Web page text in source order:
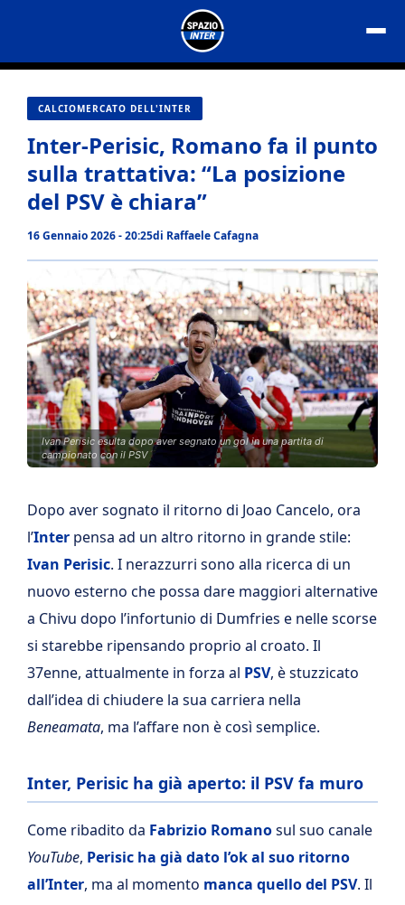
contenuto
CALCIOMERCATO DELL'INTER
Inter-Perisic, Romano fa il punto
sulla trattativa: “La posizione
del PSV è chiara”
16 Gennaio 2026 - 20:25di Raffaele Cafagna
Ivan Perisic esulta dopo aver segnato un gol in una partita di
campionato con il PSV
Dopo aver sognato il ritorno di Joao Cancelo, ora
l’Inter pensa ad un altro ritorno in grande stile:
Ivan Perisic. I nerazzurri sono alla ricerca di un
nuovo esterno che possa dare maggiori alternative
a Chivu dopo l’infortunio di Dumfries e nelle scorse
si starebbe ripensando proprio al croato. Il
37enne, attualmente in forza al PSV, è stuzzicato
dall’idea di chiudere la sua carriera nella
Beneamata, ma l’affare non è così semplice.
Inter, Perisic ha già aperto: il PSV fa muro
Come ribadito da Fabrizio Romanosul suo canale
YouTube, Perisic ha già dato l’ok al suo ritorno
all’Inter, ma al momento manca quello del PSV. Il